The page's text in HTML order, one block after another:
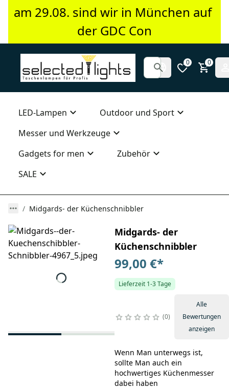
am 29.08. sind wir in München auf
der GDC Con
0 0
LED-Lampen
Outdoor und Sport
Messer und Werkzeuge
Gadgets for men
Zubehör
SALE
Midgards- der Küchenschnibbler
Midgards- der
Küchenschnibbler
99,00 €*
Lieferzeit 1-3 Tage
0
Alle
Bewertungen
anzeigen
Wenn Man unterwegs ist,
sollte Man auch ein
hochwertiges Küchenmesser
dabei haben